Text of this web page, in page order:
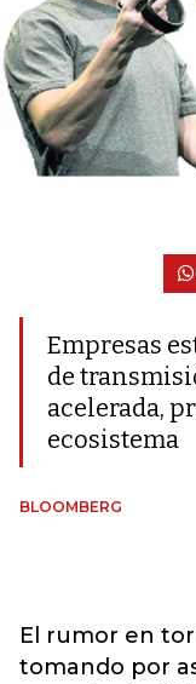
Empresas
de
acelerada,
ecosistema
BLOOMBERG
El rumor en
tomando por